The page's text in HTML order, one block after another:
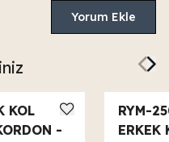
Yorum Ekle
KOL
-
RYM-